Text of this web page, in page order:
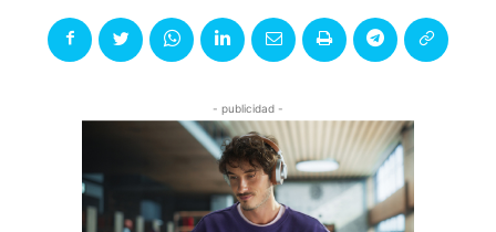
- publicidad -